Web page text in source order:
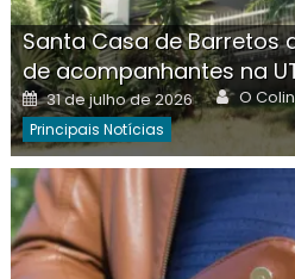
Santa Casa de Barretos
de acompanhantes na
Posted
on
31 de julho de 2026 Author
O
Principais Notícias